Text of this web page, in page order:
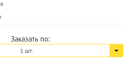
Заказать по:
1 шт.